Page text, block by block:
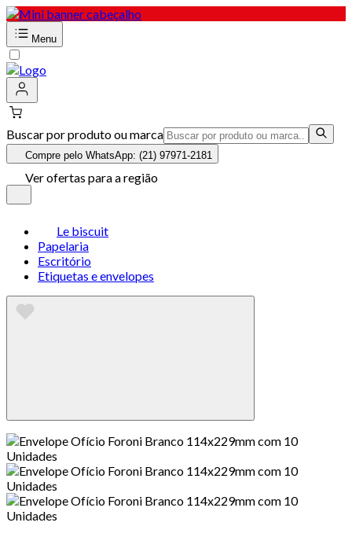
Menu
Buscar por produto ou marca
Compre pelo WhatsApp: (21) 97971-2181
Ver ofertas para a região
Le biscuit
Papelaria
Escritório
Etiquetas e envelopes